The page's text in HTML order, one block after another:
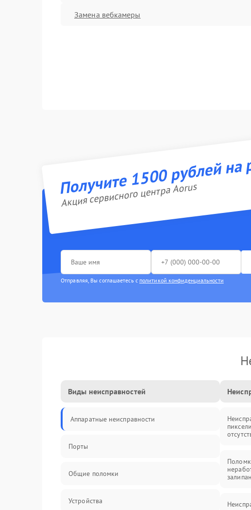
Замена вебкамеры
Получите 1500 рублей
Акция сервисного центра Aorus
Отправляя, Вы соглашаетесь с политикой конфиденциальности
Виды неисправностей
Аппаратные неисправности
Порты
Общие поломки
Устройства